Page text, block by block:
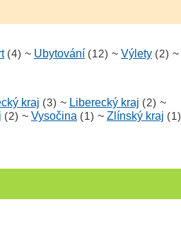
(4) ~ Ubytování (12) ~ Výlety (2) ~
kraj (3) ~ Liberecký kraj (2) ~
(2) ~ Vysočina (1) ~ Zlínský kraj (1)